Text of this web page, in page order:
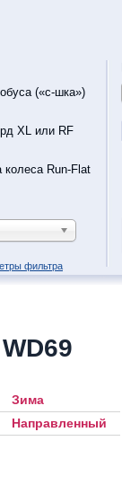
(«с-шка»)
XL или RF
колеса Run-Flat
фильтра
Зима
Направленный